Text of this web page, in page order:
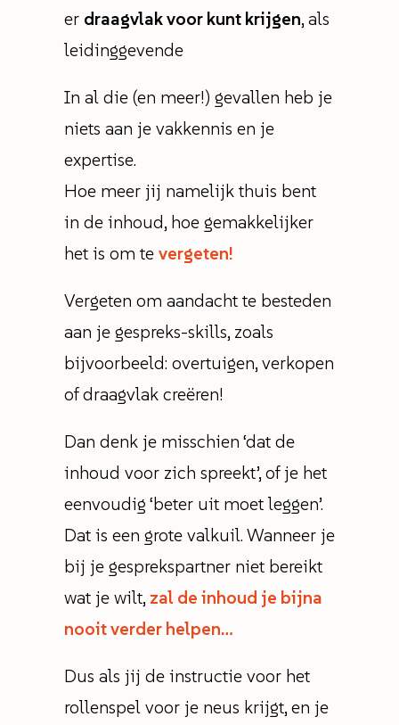
er draagvlak voor kunt krijgen, als
leidinggevende
In al die (en meer!) gevallen heb je
niets aan je vakkennis en je
expertise.
Hoe meer jij namelijk thuis bent
in de inhoud, hoe gemakkelijker
het is om tevergeten!
Vergeten om aandacht te besteden
aan je gespreks-skills, zoals
bijvoorbeeld: overtuigen, verkopen
of draagvlak creëren!
Dan denk je misschien ‘dat de
inhoud voor zich spreekt’, of je het
eenvoudig ‘beter uit moet leggen’.
Dat is een grote valkuil. Wanneer je
bij je gesprekspartner niet bereikt
wat je wilt, zal de inhoud je bijna
nooit verder helpen…
Dus als jij de instructie voor het
rollenspel voor je neus krijgt, en je